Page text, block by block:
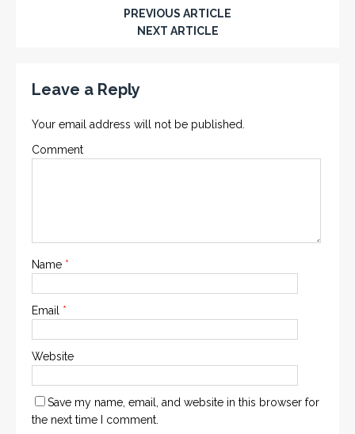
PREVIOUS ARTICLE
NEXT ARTICLE
Leave a Reply
Your email address will not be published.
Comment
Name *
Email *
Website
Save my name, email, and website in this browser for
the next time I comment.